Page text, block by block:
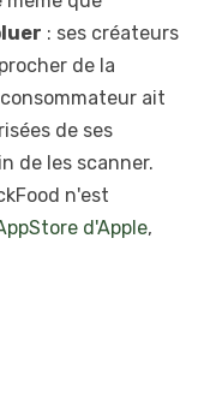
: ses créateurs
de la
ait
de ses
de les scanner.
n'est
d'Apple,